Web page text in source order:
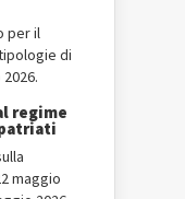
per il
di
regime
maggio